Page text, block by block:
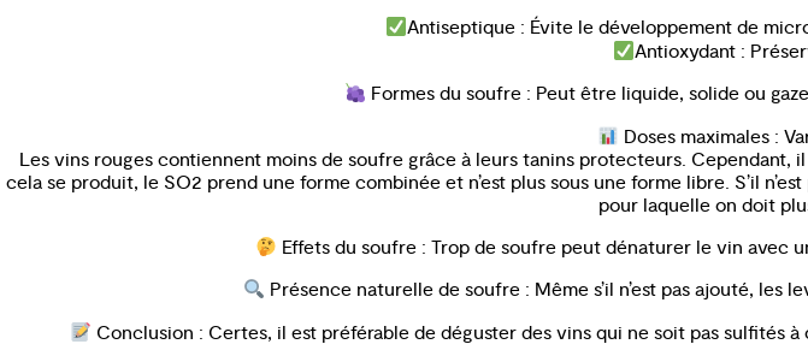
Antiseptique : Évite le développement de
Antioxydant :
Formes du soufre : Peut être liquide, solide ou
Doses maximales :
Les vins rouges contiennent moins de soufre grâce à leurs tanins protecteurs.
cela se produit, le SO2 prend une forme combinée et n’est plus sous une forme libre. S’il
pour laquelle on doit
Effets du soufre : Trop de soufre peut dénaturer le vin avec
Présence naturelle de soufre : Même s’il n’est pas ajouté,
Conclusion : Certes, il est préférable de déguster des vins qui ne soit pas sulfités